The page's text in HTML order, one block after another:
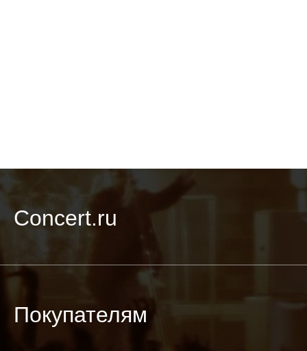
Concert.ru
Покупателям